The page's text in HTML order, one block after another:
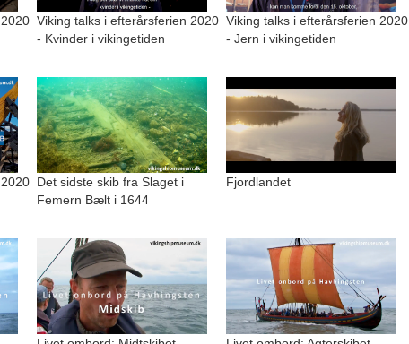
Viking talks i efterårsferien 2020
- Kvinder i vikingetiden
Viking talks i efterårsferien 2020
- Jern i vikingetiden
Det sidste skib fra Slaget i
Femern Bælt i 1644
Fjordlandet